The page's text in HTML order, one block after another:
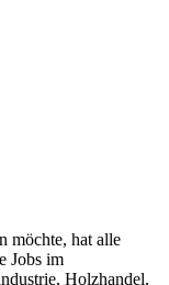
möchte, hat alle
Jobs im
Holzhandel,